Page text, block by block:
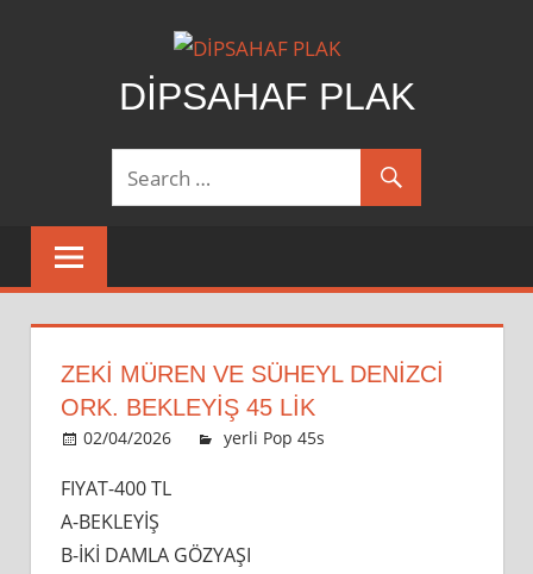
DİPSAHAF PLAK
DİPSAHAF
ZEKİ MÜREN VE SÜHEYL DENİZCİ
ORK. BEKLEYIŞ 45 LİK
02/04/2026 dipsahaf
yerli Pop 45s
FIYAT-400 TL
A-BEKLEYİŞ
B-İKİ DAMLA GÖZYAŞI